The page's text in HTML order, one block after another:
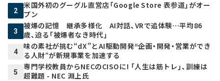
2
米国外初のグーグル直営店「Google Store 表参道」がオー
プン
3
被爆の記憶 継承多様化 AI対話、VRで追体験…平均86
歳、迫る「被爆者なき時代」
4
味の素社が挑む“dX”とAI駆動開発――“企画・開発・営業ができ
る人財”が新規事業を加速する
5
専門学校教員からNECのCISOに! 「人生は筋トレ」、訓練は
超難題 - NEC 淵上氏